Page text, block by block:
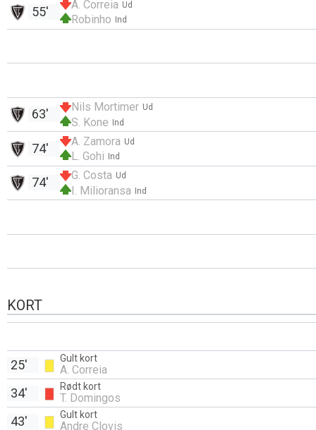
Ud
A. Correia
Ind
Robinho
55'
Ud
Nils Mortimer
Ind
S. Kone
63'
Ud
A. Zamora
Ind
L. Gohi
74'
Ud
G. Costa
Ind
I. Milioransa
74'
KORT
Gult kort
A. Correia
25'
Rødt kort
T. Domingos
34'
Gult kort
Andre Clovis
43'